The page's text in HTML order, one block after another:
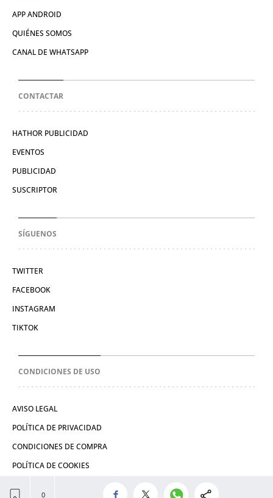
APP ANDROID
QUIÉNES SOMOS
CANAL DE WHATSAPP
CONTACTAR
HATHOR PUBLICIDAD
EVENTOS
PUBLICIDAD
SUSCRIPTOR
SÍGUENOS
TWITTER
FACEBOOK
INSTAGRAM
TIKTOK
CONDICIONES DE USO
AVISO LEGAL
POLÍTICA DE PRIVACIDAD
CONDICIONES DE COMPRA
POLÍTICA DE COOKIES